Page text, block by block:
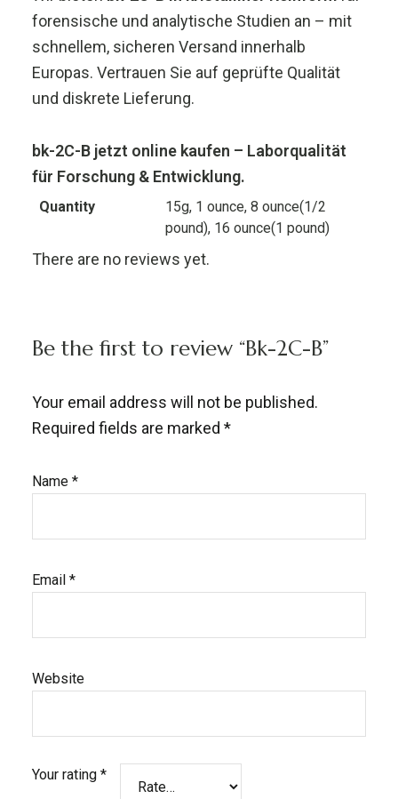
forensische und analytische Studien an – mit
schnellem, sicheren Versand innerhalb
Europas. Vertrauen Sie auf geprüfte Qualität
und diskrete Lieferung.
bk-2C-B jetzt online kaufen – Laborqualität
für Forschung & Entwicklung.
Quantity
15g, 1 ounce, 8 ounce(1/2
pound), 16 ounce(1 pound)
There are no reviews yet.
Be the first to review “Bk-2C-B”
Your email address will not be published.
Required fields are marked *
Name *
Email *
Website
Your rating *